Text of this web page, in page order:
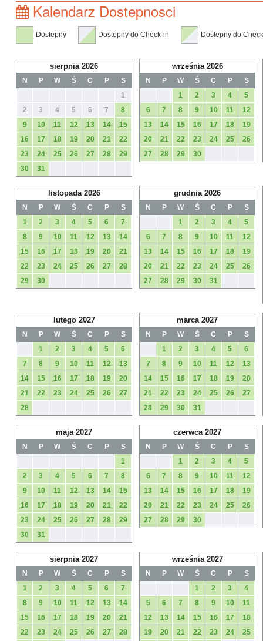
Kalendarz Dostepnosci
Dostepny Dostepny do Check-in Dostepny do
sierpnia 2026
N P W Ś C P
S
1
2
3 4 5 6 7
8
9
10 11 12 13 14
15
16
17 18 19 20 21
22
23
24 25 26 27 28
29
30
31
września 2026
N P W Ś C P
S
1
2 3 4
5
6
7 8 9 10 11
12
13
14 15 16 17 18
19
20
21 22 23 24 25
26
27
28 29 30
listopada 2026
N P W Ś C P
S
1
2 3 4 5 6
7
8
9 10 11 12 13
14
15
16 17 18 19 20
21
22
23 24 25 26 27
28
29
30
grudnia 2026
N P W Ś C P
S
1
2 3 4
5
6
7 8 9 10 11
12
13
14 15 16 17 18
19
20
21 22 23 24 25
26
27
28 29 30 31
lutego 2027
N P W Ś C P
S
1
2 3 4 5
6
7
8 9 10 11 12
13
14
15 16 17 18 19
20
21
22 23 24 25 26
27
28
marca 2027
N P W Ś C P
S
1
2 3 4 5
6
7
8 9 10 11 12
13
14
15 16 17 18 19
20
21
22 23 24 25 26
27
28
29 30 31
maja 2027
N P W Ś C P
S
1
2
3 4 5 6 7
8
9
10 11 12 13 14
15
16
17 18 19 20 21
22
23
24 25 26 27 28
29
30
31
czerwca 2027
N P W Ś C P
S
1
2 3 4
5
6
7 8 9 10 11
12
13
14 15 16 17 18
19
20
21 22 23 24 25
26
27
28 29 30
sierpnia 2027
N P W Ś C P
S
1
2 3 4 5 6
7
8
9 10 11 12 13
14
15
16 17 18 19 20
21
22
23 24 25 26 27 28
września 2027
N P W Ś C P
S
1
2 3
4
5
6 7 8 9 10
11
12
13 14 15 16 17
18
19
20 21 22 23 24 25